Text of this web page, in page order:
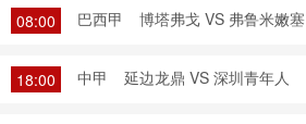
08:00 巴西甲 博塔弗戈 VS 弗鲁米嫩塞
18:00 中甲 延边龙鼎 VS 深圳青年人